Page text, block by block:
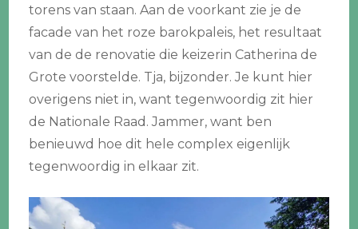
torens van staan. Aan de voorkant zie je de
facade van het roze barokpaleis, het resultaat
van de de renovatie die keizerin Catherina de
Grote voorstelde. Tja, bijzonder. Je kunt hier
overigens niet in, want tegenwoordig zit hier
de Nationale Raad. Jammer, want ben
benieuwd hoe dit hele complex eigenlijk
tegenwoordig in elkaar zit.